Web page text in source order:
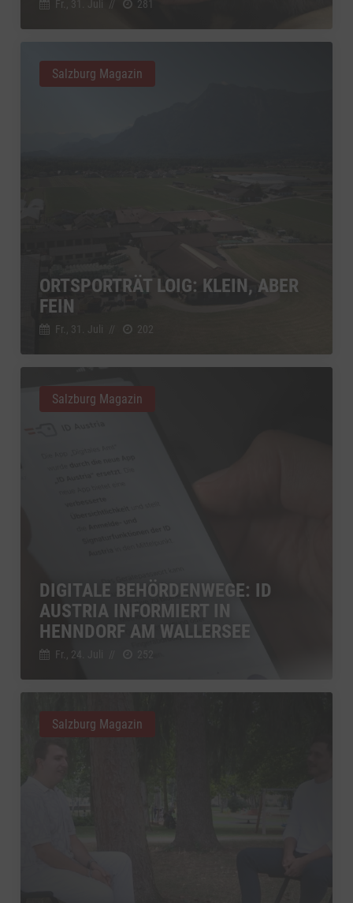
Fr., 31. Juli // 281
ORTSPORTRÄT LOIG: KLEIN, ABER
FEIN
Fr., 31. Juli // 202
Salzburg Magazin
DIGITALE BEHÖRDENWEGE: ID
AUSTRIA INFORMIERT IN
HENNDORF AM WALLERSEE
Fr., 24. Juli 252
Salzburg Magazin
Salzburg Magazin